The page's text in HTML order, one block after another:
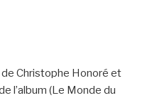
de Christophe Honoré et
l’album (Le Monde du